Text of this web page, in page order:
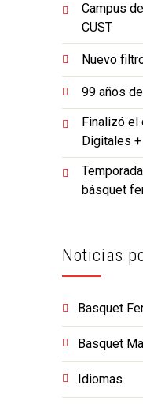
Campus
CUST
Nuevo
99 años
Finalizó el
Digitales
básquet
Noticias
Basquet
Basquet
Idiomas